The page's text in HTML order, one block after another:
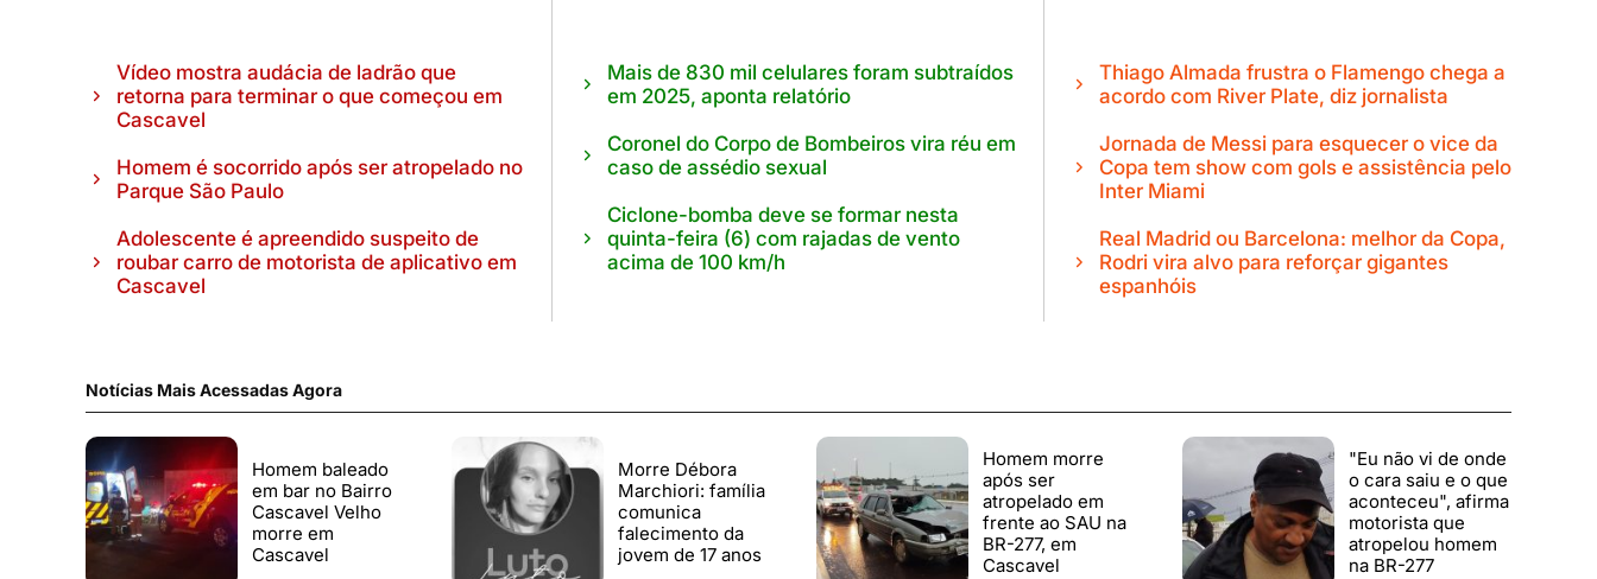
Vídeo mostra audácia de ladrão que
retorna para terminar o que começou em
Cascavel
Homem é socorrido após ser atropelado no
Parque São Paulo
Adolescente é apreendido suspeito de
roubar carro de motorista de aplicativo em
Cascavel
Mais de 830 mil celulares foram subtraídos
em 2025, aponta relatório
Coronel do Corpo de Bombeiros vira réu em
caso de assédio sexual
Ciclone-bomba deve se formar nesta
quinta-feira (6) com rajadas de vento
acima de 100 km/h
Thiago Almada frustra o Flamengo chega a
acordo com River Plate, diz jornalista
Jornada de Messi para esquecer o vice da
Copa tem show com gols e assistência pelo
Inter Miami
Real Madrid ou Barcelona: melhor da Copa,
Rodri vira alvo para reforçar gigantes
espanhóis
Notícias Mais Acessadas Agora
Homem baleado
em bar no Bairro
Cascavel Velho
morre em
Cascavel
Morre Débora
Marchiori: família
comunica
falecimento da
jovem de 17 anos
Homem morre
após ser
atropelado em
frente ao SAU na
BR-277, em
Cascavel
"Eu não vi de onde
o cara saiu e o que
aconteceu", afirma
motorista que
atropelou homem
na BR-277